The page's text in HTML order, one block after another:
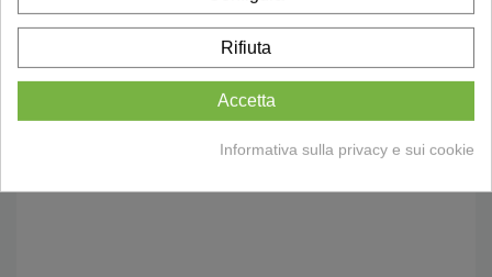
Rifiuta
Accetta
Informativa sulla privacy e sui cookie